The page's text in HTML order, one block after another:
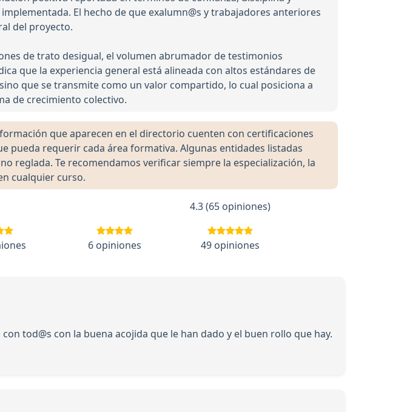
El hecho de que exalumn@s y trabajadores anteriores
del proyecto.
de trato desigual, el volumen abrumador de testimonios
que la experiencia general está alineada con altos estándares de
que se transmite como un valor compartido, lo cual posiciona a
de crecimiento colectivo.
que aparecen en el directorio cuenten con certificaciones
pueda requerir cada área formativa. Algunas entidades listadas
reglada. Te recomendamos verificar siempre la especialización, la
cualquier curso.
4.3 (65 opiniones)
6 opiniones 49 opiniones
tod@s con la buena acojida que le han dado y el buen rollo que hay.